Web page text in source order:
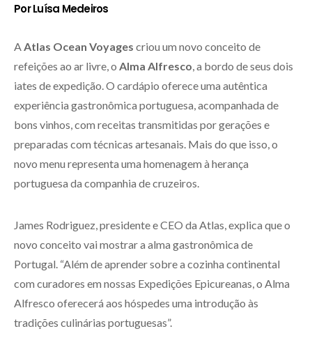
Por Luísa Medeiros
A Atlas Ocean Voyages criou um novo conceito de
refeições ao ar livre, o Alma Alfresco , a bordo de seus dois
iates de expedição. O cardápio oferece uma autêntica
experiência gastronômica portuguesa, acompanhada de
bons vinhos, com receitas transmitidas por gerações e
preparadas com técnicas artesanais. Mais do que isso, o
novo menu representa uma homenagem à herança
portuguesa da companhia de cruzeiros.
James Rodriguez, presidente e CEO da Atlas, explica que o
novo conceito vai mostrar a alma gastronômica de
Portugal. “Além de aprender sobre a cozinha continental
com curadores em nossas Expedições Epicureanas, o Alma
Alfresco oferecerá aos hóspedes uma introdução às
tradições culinárias portuguesas”.